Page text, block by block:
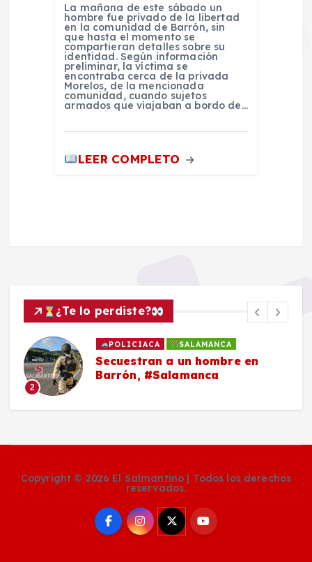
La mañana de este sábado un
hombre fue privado de la libertad
en la comunidad de Barrón, sin
que hasta el momento se
compartieran detalles sobre su
identidad. Según información
preliminar, la víctima se
encontraba cerca de la privada
Morelos, de la mencionada
comunidad, cuando sujetos
armados que viajaban a bordo de…
LEER COMPLETO
¿Te lo perdiste?
2
POLICIACA SALAMANCA
Secuestran a un hombre en
Barrón, #Salamanca
Copyright © 2026 El Salmantino | Todos los derechos
reservados.